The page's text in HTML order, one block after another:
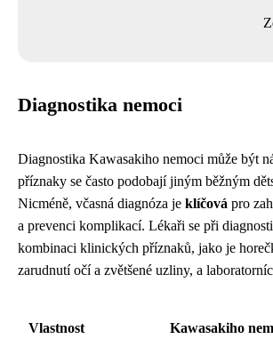
Diagnostika nemoci
Diagnostika Kawasakiho nemoci může být
příznaky se často podobají jiným běžným
Nicméně, včasná diagnóza je klíčová pro
a prevenci komplikací. Lékaři se při
kombinaci klinických příznaků, jako je
zarudnutí očí a zvětšené uzliny, a
Vlastnost Kawasakiho